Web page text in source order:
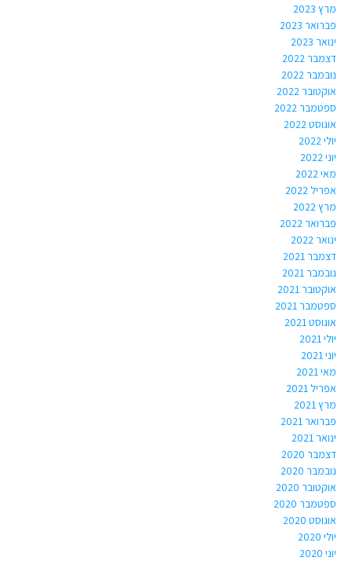
מרץ 2023
פברואר 2023
ינואר 2023
דצמבר 2022
נובמבר 2022
אוקטובר 2022
ספטמבר 2022
אוגוסט 2022
יולי 2022
יוני 2022
מאי 2022
אפריל 2022
מרץ 2022
פברואר 2022
ינואר 2022
דצמבר 2021
נובמבר 2021
אוקטובר 2021
ספטמבר 2021
אוגוסט 2021
יולי 2021
יוני 2021
מאי 2021
אפריל 2021
מרץ 2021
פברואר 2021
ינואר 2021
דצמבר 2020
נובמבר 2020
אוקטובר 2020
ספטמבר 2020
אוגוסט 2020
יולי 2020
יוני 2020